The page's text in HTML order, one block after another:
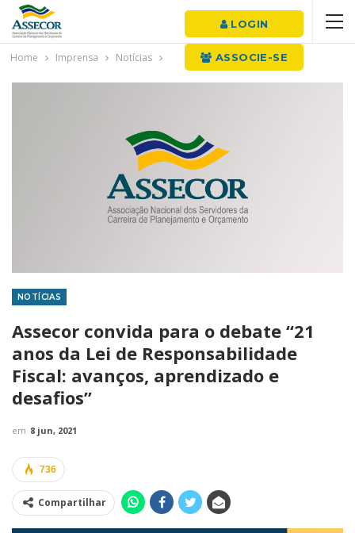
LOGIN
ASSOCIE-SE
Home Imprensa Notícias
NOTÍCIAS
Assecor convida para o debate “21
anos da Lei de Responsabilidade
Fiscal: avanços, aprendizado e
desafios”
em 8 jun, 2021
736
Compartilhar